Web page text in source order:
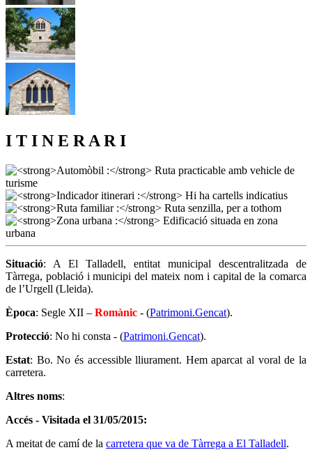
I T I N E R A R I
Situació: A El Talladell, entitat municipal descentralitzada de
Tàrrega, població i municipi del mateix nom i capital de la comarca
de l’Urgell (Lleida).
Època: Segle XII – Romànic - (Patrimoni.Gencat).
Protecció: No hi consta - (Patrimoni.Gencat).
Estat: Bo. No és accessible lliurament. Hem aparcat al voral de la
carretera.
Altres noms:
Accés - Visitada el 31/05/2015:
A meitat de camí de la carretera que va de Tàrrega a El Talladell.